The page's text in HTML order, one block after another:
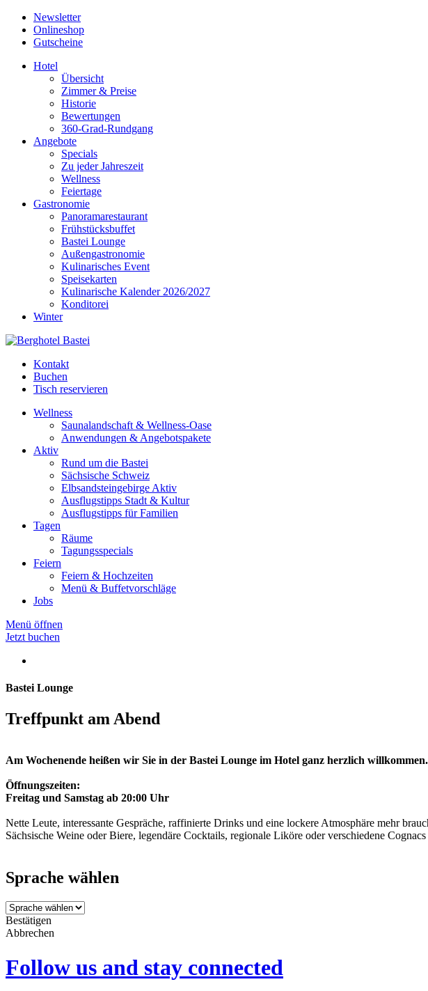
Newsletter
Onlineshop
Gutscheine
Hotel
Übersicht
Zimmer & Preise
Historie
Bewertungen
360-Grad-Rundgang
Angebote
Specials
Zu jeder Jahreszeit
Wellness
Feiertage
Gastronomie
Panoramarestaurant
Frühstücksbuffet
Bastei Lounge
Außengastronomie
Kulinarisches Event
Speisekarten
Kulinarische Kalender 2026/2027
Konditorei
Winter
Kontakt
Buchen
Tisch reservieren
Wellness
Saunalandschaft & Wellness-Oase
Anwendungen & Angebotspakete
Aktiv
Rund um die Bastei
Sächsische Schweiz
Elbsandsteingebirge Aktiv
Ausflugstipps Stadt & Kultur
Ausflugstipps für Familien
Tagen
Räume
Tagungsspecials
Feiern
Feiern & Hochzeiten
Menü & Buffetvorschläge
Jobs
Menü öffnen
Jetzt buchen
Bastei Lounge
Treffpunkt am Abend
Am Wochenende heißen wir Sie in der Bastei Lounge im Hotel ganz herzlich willkommen.
Öffnungszeiten:
Freitag und Samstag ab 20:00 Uhr
Nette Leute, interessante Gespräche, raffinierte Drinks und eine lockere Atmosphäre mehr
Sächsische Weine oder Biere, legendäre Cocktails, regionale Liköre oder verschiedene
Sprache wählen
Bestätigen
Abbrechen
Follow us and stay connected